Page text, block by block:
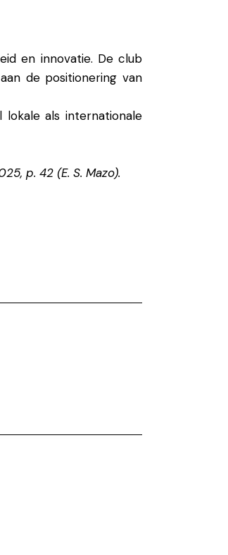
en innovatie. De club
de positionering van
als internationale
p. 42 (E. S. Mazo).